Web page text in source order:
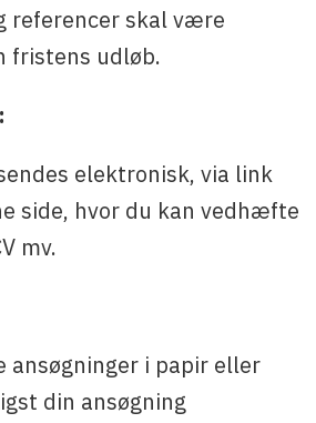
referencer skal være
fristens udløb.
elektronisk, via link
side, hvor du kan vedhæfte
mv.
ansøgninger i papir eller
din ansøgning